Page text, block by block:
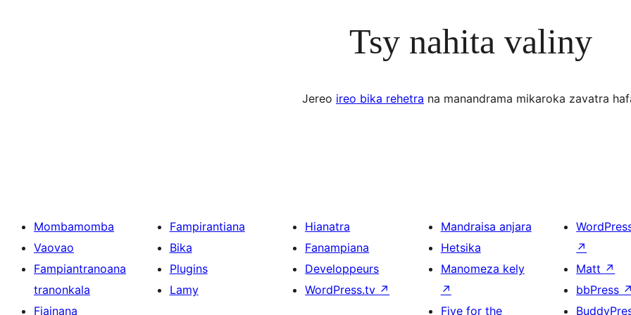
Tsy nahita valiny
Jereo ireo bika rehetra na manandrama mikaroka zavatra
Mombamomba
Vaovao
Fampiantranoana
tranonkala
Fiainana
Fampirantiana
Bika
Plugins
Lamy
Hianatra
Fanampiana
Developpeurs
WordPress.tv ↗
Mandraisa anjara
Hetsika
Manomeza kely
↗
Five for the
↗
Matt ↗
bbPress ↗